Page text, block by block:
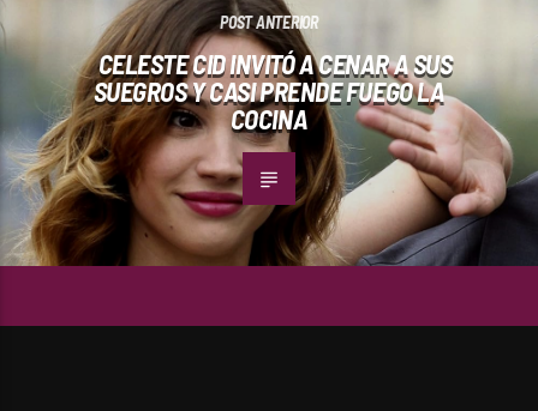
POST ANTERIOR
CELESTE CID INVITÓ A CENAR A SUS
SUEGROS Y CASI PRENDE FUEGO LA
COCINA